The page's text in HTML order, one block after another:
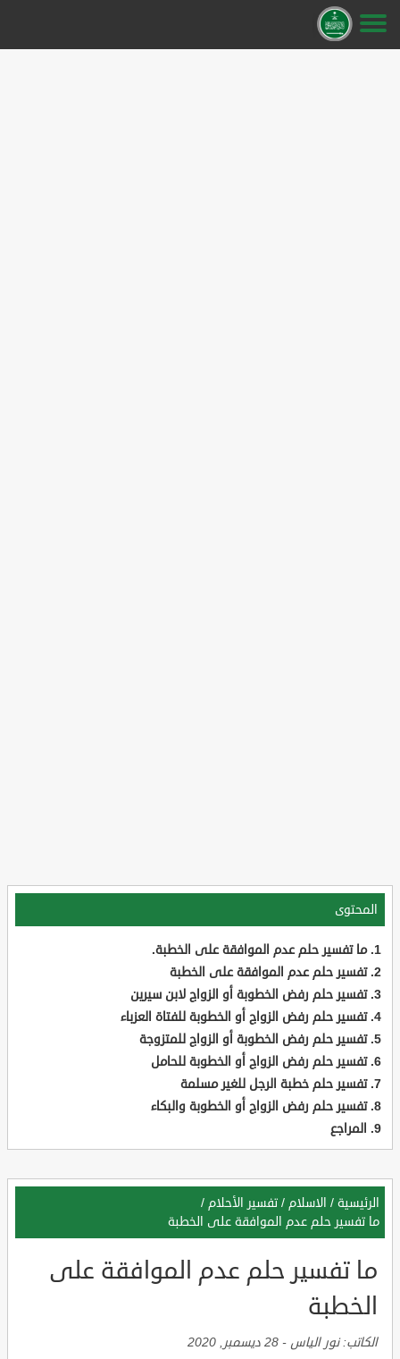
المحتوى
ما تفسير حلم عدم الموافقة على الخطبة.
تفسير حلم عدم الموافقة على الخطبة
تفسير حلم رفض الخطوبة أو الزواج لابن سيرين
تفسير حلم رفض الزواج أو الخطوبة للفتاة العزباء
تفسير حلم رفض الخطوبة أو الزواج للمتزوجة
تفسير حلم رفض الزواج أو الخطوبة للحامل
تفسير حلم خطبة الرجل للغير مسلمة
تفسير حلم رفض الزواج أو الخطوبة والبكاء
المراجع
الرئيسية / الاسلام / تفسير الأحلام /
ما تفسير حلم عدم الموافقة على الخطبة
ما تفسير حلم عدم الموافقة على
الخطبة
الكاتب:نور الياس - 28 ديسمبر, 2020